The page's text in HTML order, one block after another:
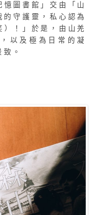
圖書館」交由「山
守護靈，私心認為
！」於是，由山羌
以及極為日常的凝
。